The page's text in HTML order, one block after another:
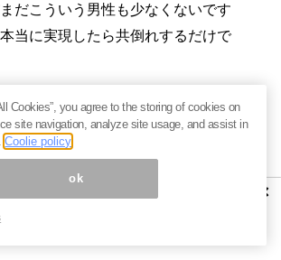
だこういう男性も少なくないです
当に実現したら共倒れするだけで
しないと子どもが不幸になります。
無視できない問題ではありますが、
ないのはより深刻な問題です。どう
を考えましょう。
は、今や普通に離婚の元です。形だ
果はついてきません。
×
Cookies”, you agree to the storing of cookies on
site navigation, analyze site usage, and assist in
Coolie policy
ok